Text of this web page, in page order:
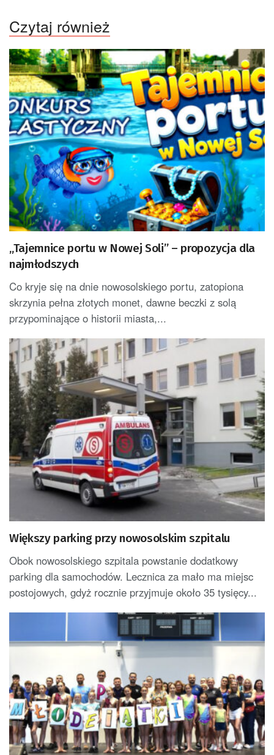
Czytaj również
„Tajemnice portu w Nowej Soli” – propozycja dla
najmłodszych
Co kryje się na dnie nowosolskiego portu, zatopiona
skrzynia pełna złotych monet, dawne beczki z solą
przypominające o historii miasta,...
Większy parking przy nowosolskim szpitalu
Obok nowosolskiego szpitala powstanie dodatkowy
parking dla samochodów. Lecznica za mało ma miejsc
postojowych, gdyż rocznie przyjmuje około 35 tysięcy...